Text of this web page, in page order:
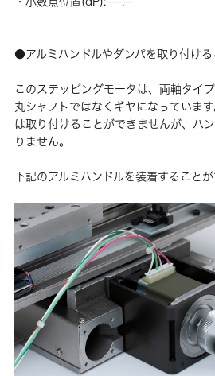
●アルミハンドルやダンパを取り付ける
このステッピングモータは、両軸タイ
丸シャフトではなくギヤになっていま
は取り付けることができませんが、ハ
りません。
下記のアルミハンドルを装着することが